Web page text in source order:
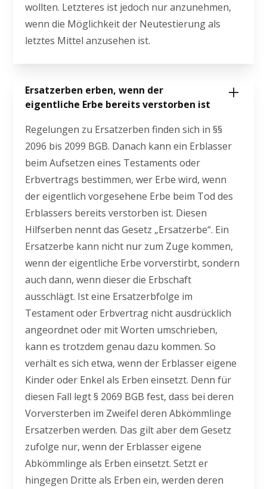
wollten. Letzteres ist jedoch nur anzunehmen,
wenn die Möglichkeit der Neutestierung als
letztes Mittel anzusehen ist.
Ersatzerben erben, wenn der
eigentliche Erbe bereits verstorben ist
Regelungen zu Ersatzerben finden sich in §§
2096 bis 2099 BGB. Danach kann ein Erblasser
beim Aufsetzen eines Testaments oder
Erbvertrags bestimmen, wer Erbe wird, wenn
der eigentlich vorgesehene Erbe beim Tod des
Erblassers bereits verstorben ist. Diesen
Hilfserben nennt das Gesetz „Ersatzerbe“. Ein
Ersatzerbe kann nicht nur zum Zuge kommen,
wenn der eigentliche Erbe vorverstirbt, sondern
auch dann, wenn dieser die Erbschaft
ausschlägt. Ist eine Ersatzerbfolge im
Testament oder Erbvertrag nicht ausdrücklich
angeordnet oder mit Worten umschrieben,
kann es trotzdem genau dazu kommen. So
verhält es sich etwa, wenn der Erblasser eigene
Kinder oder Enkel als Erben einsetzt. Denn für
diesen Fall legt § 2069 BGB fest, dass bei deren
Vorversterben im Zweifel deren Abkömmlinge
Ersatzerben werden. Das gilt aber dem Gesetz
zufolge nur, wenn der Erblasser eigene
Abkömmlinge als Erben einsetzt. Setzt er
hingegen Dritte als Erben ein, werden deren